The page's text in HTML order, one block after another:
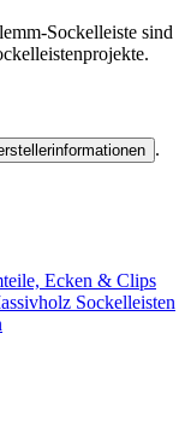
Sockelleiste sind
.
Ecken & Clips
Sockelleisten